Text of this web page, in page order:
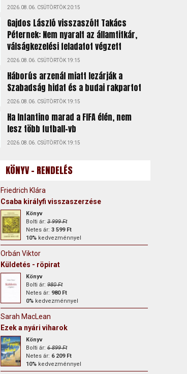
2026.08.06. CSÜTÖRTÖK 20:15
Gajdos László visszaszólt Takács
Péternek: Nem nyaralt az államtitkár,
válságkezelési feladatot végzett
2026.08.06. CSÜTÖRTÖK 19:15
Háborús arzenál miatt lezárják a
Szabadság hidat és a budai rakpartot
2026.08.06. CSÜTÖRTÖK 19:15
Ha Infantino marad a FIFA élén, nem
lesz több futball-vb
2026.08.06. CSÜTÖRTÖK 19:15
KÖNYV - RENDELÉS
Friedrich Klára
Csaba királyfi visszaszerzése
Könyv
Bolti ár:3 999 Ft
Netes ár: 3 599 Ft
10%kedvezménnyel
Orbán Viktor
Küldetés - röpirat
Könyv
Bolti ár:980 Ft
Netes ár: 980 Ft
0%kedvezménnyel
Sarah MacLean
Ezek a nyári viharok
Könyv
Bolti ár:6 899 Ft
Netes ár: 6 209 Ft
10%kedvezménnyel